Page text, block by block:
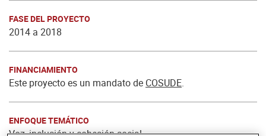
FASE DEL PROYECTO
2014 a 2018
FINANCIAMIENTO
Este proyecto es un mandato de COSUDE.
ENFOQUE TEMÁTICO